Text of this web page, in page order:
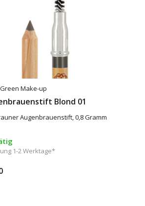
Make-up
Blond 01
Augenbrauenstift, 0,8 Gramm
1-2 Werktage*